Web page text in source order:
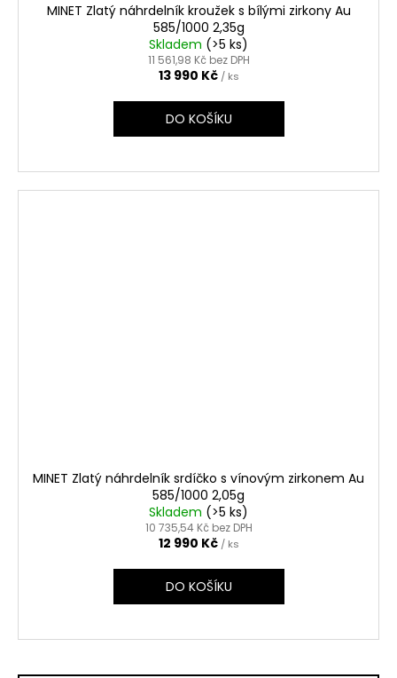
MINET Zlatý náhrdelník kroužek s bílými zirkony Au
585/1000 2,35g
Skladem (>5 ks)
11 561,98 Kč bez DPH
13 990 Kč / ks
DO KOŠÍKU
MINET Zlatý náhrdelník srdíčko s vínovým zirkonem Au
585/1000 2,05g
Skladem (>5 ks)
10 735,54 Kč bez DPH
12 990 Kč / ks
DO KOŠÍKU